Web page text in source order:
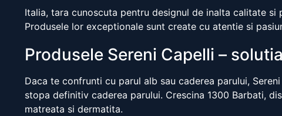
Italia, tara cunoscuta pentru designul de inalta calitate
Produsele lor exceptionale sunt create cu atentie si
Produsele Sereni Capelli –
Daca te confrunti cu parul alb sau caderea parului,
stopa definitiv caderea parului. Crescina 1300 Barbati,
matreata si dermatita.